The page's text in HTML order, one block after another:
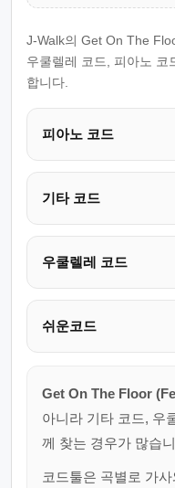
J-Walk의 Get On The
우쿨렐레 코드, 피아노 코
합니다.
피아노 코드
기타 코드
우쿨렐레 코드
쉬운코드
Get On The Floor
아니라 기타 코드, 우
께 찾는 경우가 많습
코드툴은 곡별로 가